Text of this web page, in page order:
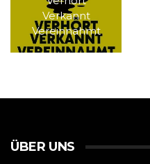
Verkannt
Vereinnahmt
ÜBER UNS